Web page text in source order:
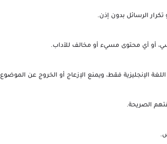
تكرار الرسائل بدون إذن.
أو أي محتوى مسيء أو مخالف للآداب.
الإنجليزية فقط، ويمنع الإزعاج أو الخروج عن الموضوع.
الصريحة.